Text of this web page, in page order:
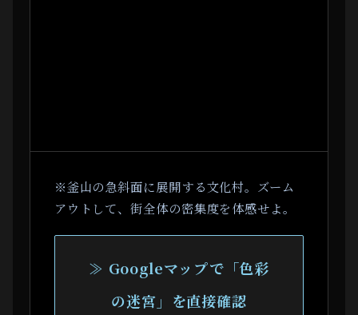
※釜山の急斜面に展開する文化村。ズーム
アウトして、街全体の密集度を体感せよ。
≫ Googleマップで「色彩
の迷宮」を直接確認